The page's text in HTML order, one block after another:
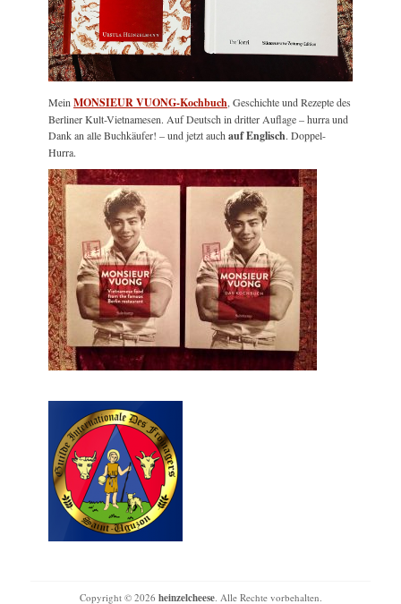
MeinMONSIEUR VUONG-Kochbuch, Geschichte und Rezepte des
Berliner Kult-Vietnamesen. Auf Deutsch in dritter Auflage – hurra und
Dank an alle Buchkäufer! – und jetzt auchauf Englisch. Doppel-
Hurra.
Copyright © 2026 heinzelcheese. Alle Rechte vorbehalten.